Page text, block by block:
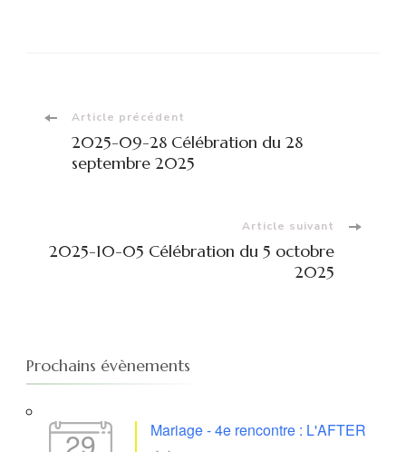
Navigation
d'article
Article précédent
2025-09-28 Célébration du 28
septembre 2025
Article suivant
2025-10-05 Célébration du 5 octobre
2025
Prochains évènements
29
Mariage - 4e rencontre : L'AFTER